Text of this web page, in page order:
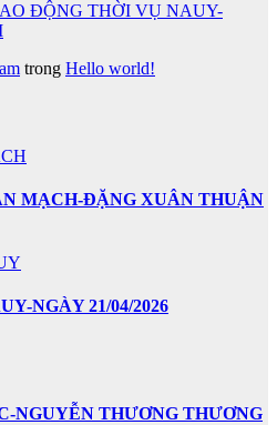
ĐỘNG THỜI VỤ NAUY-
trong Hello world!
MẠCH-ĐẶNG XUÂN THUẬN
NGÀY 21/04/2026
NGUYỄN THƯƠNG THƯƠNG